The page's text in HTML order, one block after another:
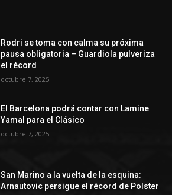
Rodri se toma con calma su próxima
pausa obligatoria – Guardiola pulveriza
el récord
octubre 7, 2025
El Barcelona podrá contar con Lamine
Yamal para el Clásico
octubre 7, 2025
San Marino a la vuelta de la esquina:
Arnautovic persigue el récord de Polster